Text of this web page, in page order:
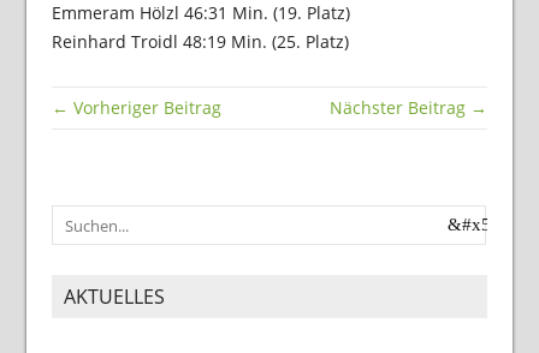
Emmeram Hölzl 46:31 Min. (19. Platz)
Reinhard Troidl 48:19 Min. (25. Platz)
← Vorheriger Beitrag Nächster Beitrag →
AKTUELLES